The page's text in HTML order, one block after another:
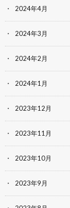
2024年4月
2024年3月
2024年2月
2024年1月
2023年12月
2023年11月
2023年10月
2023年9月